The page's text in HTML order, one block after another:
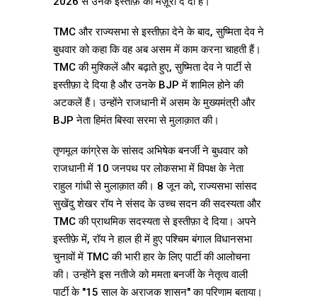
TMC और राज्यसभा से इस्तीफ़ा देने के बाद, सुष्मिता देव ने
बुधवार को कहा कि वह अब असम में काम करना चाहती हैं।
TMC की मुश्किलें और बढ़ाते हुए, सुष्मिता देव ने पार्टी से
इस्तीफ़ा दे दिया है और उनके BJP में शामिल होने की
अटकलें हैं। उन्होंने राजधानी में असम के मुख्यमंत्री और
BJP नेता हिमंत बिस्वा सरमा से मुलाक़ात की।
तृणमूल कांग्रेस के सांसद अभिषेक बनर्जी ने बुधवार को
राजधानी में 10 जनपथ पर लोकसभा में विपक्ष के नेता
राहुल गांधी से मुलाक़ात की। 8 जून को, राज्यसभा सांसद
सुखेंदु शेखर रॉय ने संसद के उच्च सदन की सदस्यता और
TMC की प्राथमिक सदस्यता से इस्तीफ़ा दे दिया। अपने
इस्तीफ़े में, रॉय ने हाल ही में हुए पश्चिम बंगाल विधानसभा
चुनावों में TMC की भारी हार के लिए पार्टी की आलोचना
की। उन्होंने इस नतीजे को ममता बनर्जी के नेतृत्व वाली
पार्टी के "15 साल के अराजक शासन" का परिणाम बताया।